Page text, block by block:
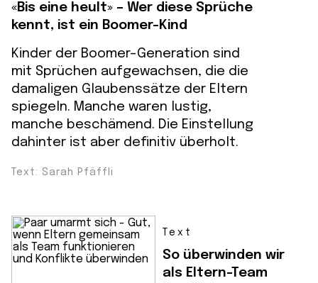
«Bis eine heult» – Wer diese Sprüche
kennt, ist ein Boomer-Kind
Kinder der Boomer-Generation sind
mit Sprüchen aufgewachsen, die die
damaligen Glaubenssätze der Eltern
spiegeln. Manche waren lustig,
manche beschämend. Die Einstellung
dahinter ist aber definitiv überholt.
Text: Sarah Pfäffli
Text
So überwinden wir
als Eltern-Team